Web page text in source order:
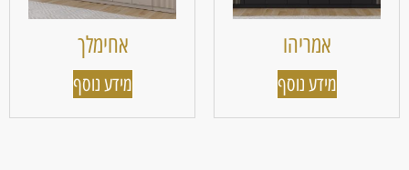
אמריהו
מידע נוסף
אחימלך
מידע נוסף